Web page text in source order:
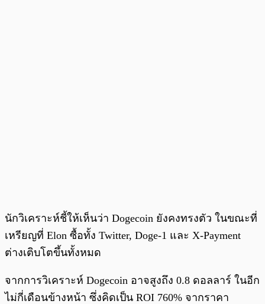
นักวิเคราะห์ชี้ให้เห็นว่า Dogecoin ยังคงทรงตัว ในขณะที่
เหรียญที่ Elon ซื้อทั้ง Twitter, Doge-1 และ X-Payment
ต่างเติบโตขึ้นทั้งหมด
จากการวิเคราะห์ Dogecoin อาจสูงถึง 0.8 ดอลลาร์ ในอีก
ไม่กี่เดือนข้างหน้า ซึ่งคิดเป็น ROI 760% จากราคา